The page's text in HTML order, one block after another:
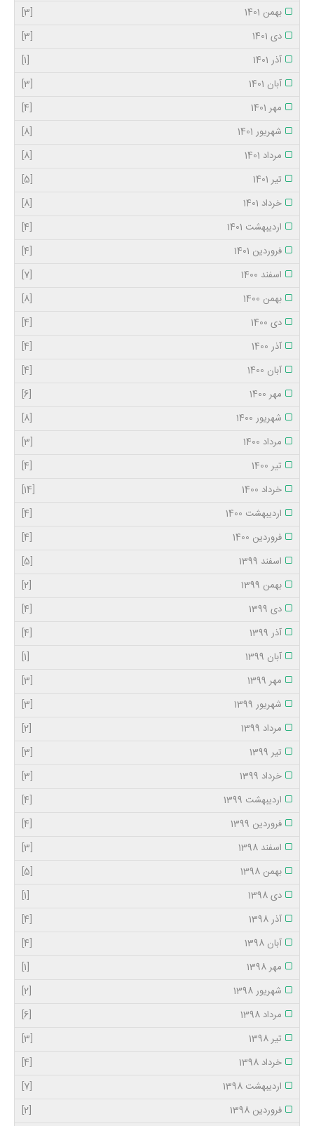
بهمن 1401
[3]
دی 1401
[3]
آذر 1401
[1]
آبان 1401
[3]
مهر 1401
[4]
شهریور 1401
[8]
مرداد 1401
[8]
تیر 1401
[5]
خرداد 1401
[8]
اردیبهشت 1401
[4]
فروردین 1401
[4]
اسفند 1400
[7]
بهمن 1400
[8]
دی 1400
[4]
آذر 1400
[4]
آبان 1400
[4]
مهر 1400
[6]
شهریور 1400
[8]
مرداد 1400
[3]
تیر 1400
[4]
خرداد 1400
[14]
اردیبهشت 1400
[4]
فروردین 1400
[4]
اسفند 1399
[5]
بهمن 1399
[2]
دی 1399
[4]
آذر 1399
[4]
آبان 1399
[1]
مهر 1399
[3]
شهریور 1399
[3]
مرداد 1399
[2]
تیر 1399
[3]
خرداد 1399
[3]
اردیبهشت 1399
[4]
فروردین 1399
[4]
اسفند 1398
[3]
بهمن 1398
[5]
دی 1398
[1]
آذر 1398
[4]
آبان 1398
[4]
مهر 1398
[1]
شهریور 1398
[2]
مرداد 1398
[6]
تیر 1398
[3]
خرداد 1398
[4]
اردیبهشت 1398
[7]
فروردین 1398
[2]